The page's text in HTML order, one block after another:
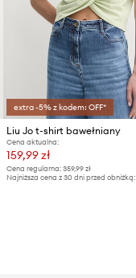
extra -5% z kodem: OFF*
Liu Jo t-shirt bawełniany
Cena aktualna:
159,99 zł
Cena regularna:359,99 zł
Najniższa cena z 30 dni przed obniżką: